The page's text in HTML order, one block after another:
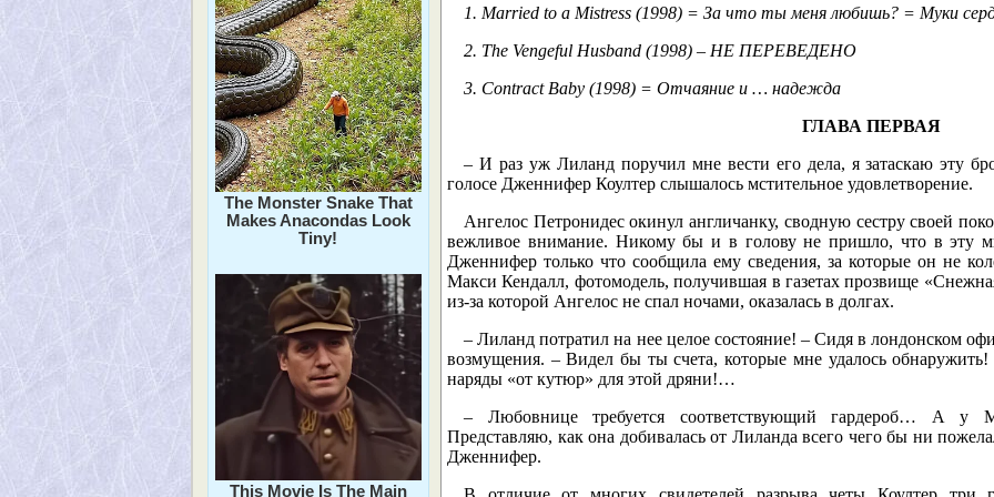
The Monster Snake That
Makes Anacondas Look
Tiny!
This Movie Is The Main
1. Married to a Mistress (1998) = За что ты меня любишь? = Муки
2. The Vengeful Husband (1998) – НЕ ПЕРЕВЕДЕНО
3. Contract Baby (1998) = Отчаяние и … надежда
ГЛАВА ПЕРВАЯ
– И раз уж Лиланд поручил мне вести его дела, я затаскаю эту
голосе Дженнифер Коултер слышалось мстительное удовлетворение.
Ангелос Петронидес окинул англичанку, сводную сестру своей
вежливое внимание. Никому бы и в голову не пришло, что в эту
Дженнифер только что сообщила ему сведения, за которые он не
Макси Кендалл, фотомодель, получившая в газетах прозвище
из-за которой Ангелос не спал ночами, оказалась в долгах.
– Лиланд потратил на нее целое состояние! – Сидя в лондонском
возмущения. – Видел бы ты счета, которые мне удалось
наряды «от кутюр» для этой дряни!…
– Любовнице требуется соответствующий гардероб… А у
Представляю, как oна добивалась от Лиланда всегo чего бы ни
Дженнифер.